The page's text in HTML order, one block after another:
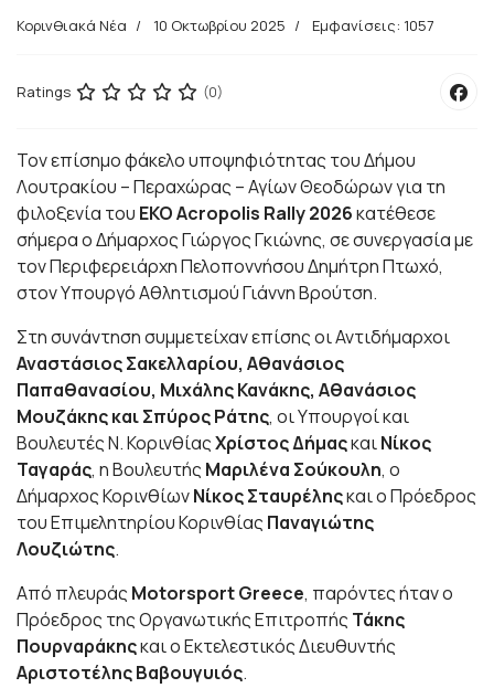
Κορινθιακά Νέα 10 Οκτωβρίου 2025 Εμφανίσεις: 1057
Ratings (0)
Τον επίσημο φάκελο υποψηφιότητας του Δήμου
Λουτρακίου – Περαχώρας – Αγίων Θεοδώρων για τη
φιλοξενία του EKO Acropolis Rally 2026κατέθεσε
σήμερα ο Δήμαρχος Γιώργος Γκιώνης, σε συνεργασία με
τον Περιφερειάρχη Πελοποννήσου Δημήτρη Πτωχό,
στον Υπουργό Αθλητισμού Γιάννη Βρούτση.
Στη συνάντηση συμμετείχαν επίσης οι Αντιδήμαρχοι
Αναστάσιος Σακελλαρίου, Αθανάσιος
Παπαθανασίου, Μιχάλης Κανάκης, Αθανάσιος
Μουζάκης και Σπύρος Ράτης, οι Υπουργοί και
Βουλευτές Ν. ΚορινθίαςΧρίστος ΔήμαςκαιΝίκος
Ταγαράς, η Βουλευτής Μαριλένα Σούκουλη, ο
Δήμαρχος ΚορινθίωνΝίκος Σταυρέληςκαι ο Πρόεδρος
του Επιμελητηρίου Κορινθίας Παναγιώτης
Λουζιώτης.
Από πλευράς Motorsport Greece, παρόντες ήταν ο
Πρόεδρος της Οργανωτικής Επιτροπής Τάκης
Πουρναράκηςκαι ο Εκτελεστικός Διευθυντής
Αριστοτέλης Βαβουγυιός.